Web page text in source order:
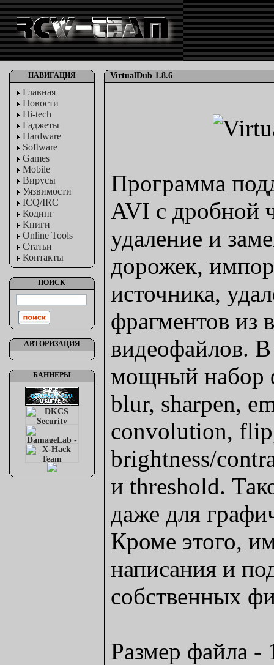
НАВИГАЦИЯ
Главная
Новости
Hi-tech
Гаджеты
Hardware
Software
Games
Mobile
Вирусы
Уязвимости
ICQ/IRC
Кодинг
Книги
Online Tools
Статьи
Контакты
ПОИСК
АВТОРИЗАЦИЯ
БАННЕРЫ
VirtualDub 1.8.6
Программа
AVI с дробной
удаление и
дорожек,
источника,
фрагментов из
видеофайлов.
мощный набор
blur, sharpen,
convolution,
brightness/
и threshold.
даже для
Кроме этого,
написания и
собственных
Размер файла